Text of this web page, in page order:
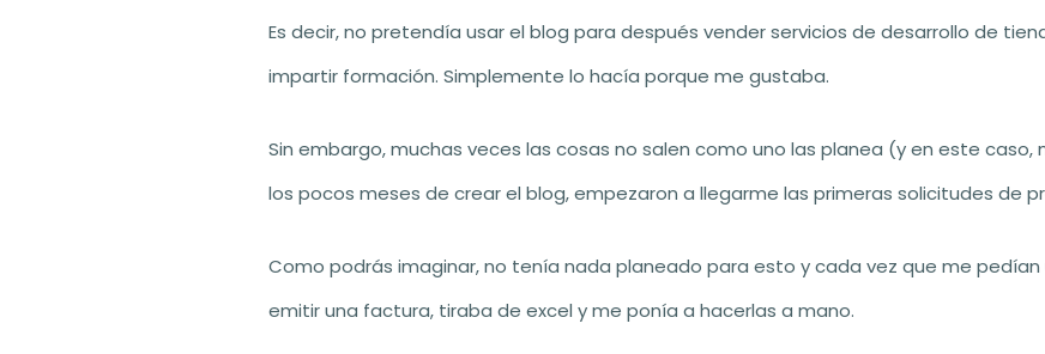
Es decir, no pretendía usar el blog para después vender servicios de desarrollo de
impartir formación. Simplemente lo hacía porque me gustaba.
Sin embargo, muchas veces las cosas no salen como uno las planea (y en este
los pocos meses de crear el blog, empezaron a llegarme las primeras solicitudes de
Como podrás imaginar, no tenía nada planeado para esto y cada vez que me
emitir una factura, tiraba de excel y me ponía a hacerlas a mano.